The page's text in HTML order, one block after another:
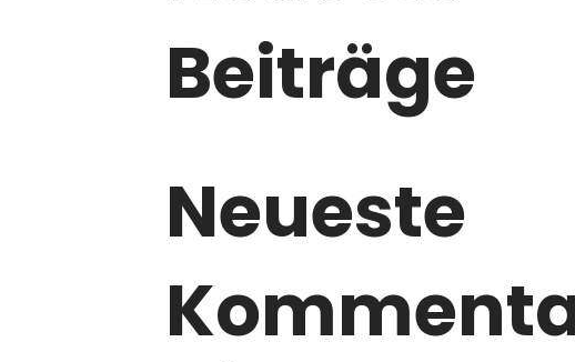
Beiträge
Neueste